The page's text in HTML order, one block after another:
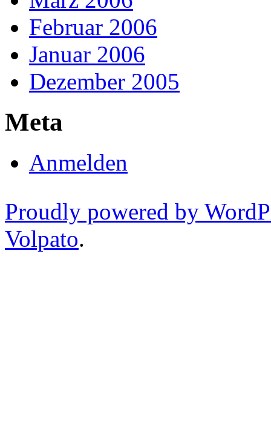
Februar 2006
Januar 2006
Dezember 2005
Meta
Anmelden
Proudly powered by
Volpato.